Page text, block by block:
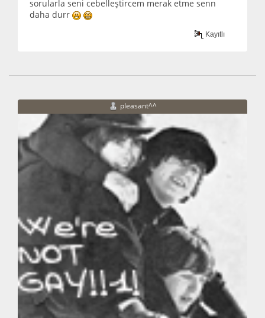
sorularla seni cebelleştircem merak etme senn
daha durr
Kayıtlı
pleasant^^